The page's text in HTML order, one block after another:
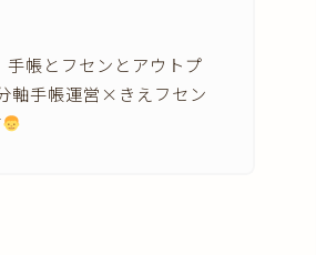
帳とフセンとアウトプ
軸手帳運営×きえフセン